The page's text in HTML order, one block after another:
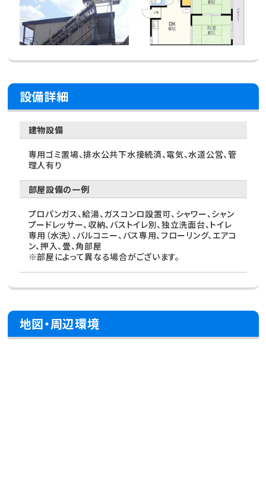
設備詳細
建物設備
専用ゴミ置場、排水公共下水接続済、電気、水道公営、管
理人有り
部屋設備の一例
プロパンガス、給湯、ガスコンロ設置可、シャワー、シャン
プードレッサー、収納、バストイレ別、独立洗面台、トイレ
専用（水洗）、バルコニー、バス専用、フローリング、エアコ
ン、押入、畳、角部屋
※部屋によって異なる場合がございます。
地図・周辺環境